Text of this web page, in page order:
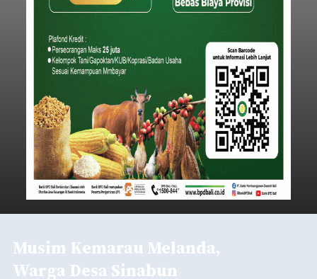
Musim Kemarau Melanda,
Warga Desa Sinabun